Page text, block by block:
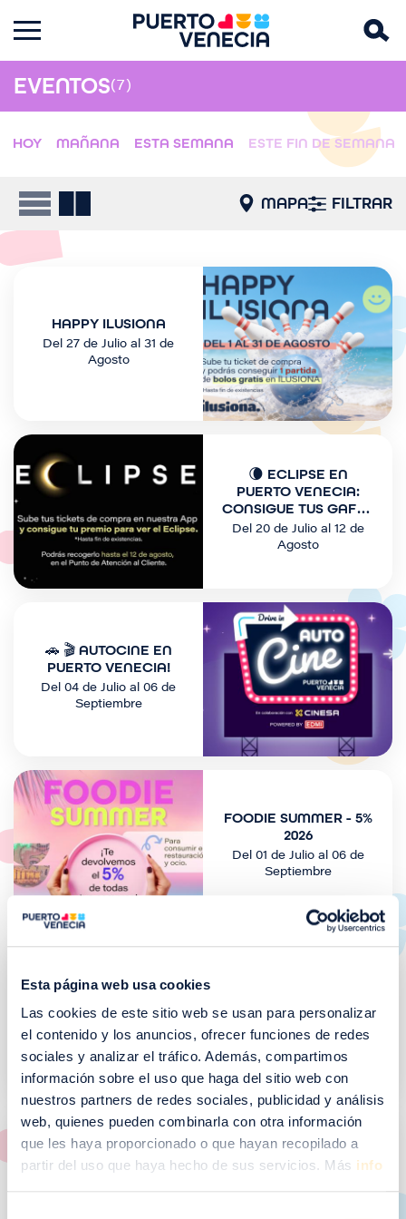
Esta página web usa cookies
Las cookies de este sitio web se usan para personalizar
el contenido y los anuncios, ofrecer funciones de redes
sociales y analizar el tráfico. Además, compartimos
información sobre el uso que haga del sitio web con
nuestros partners de redes sociales, publicidad y análisis
web, quienes pueden combinarla con otra información
que les haya proporcionado o que hayan recopilado a
partir del uso que haya hecho de sus servicios. Más info
EVENTOS(7)
HOY MAÑANA ESTA SEMANA ESTE FIN DE SEMANA
MAPA FILTRAR
I
m
a
g
e
n
HAPPY ILUSIONA
Del 27 de Julio al 31 de
Agosto
I
m
a
g
e
🌘 ECLIPSE EN
PUERTO VENECIA:
CONSIGUE TUS GAFAS
GRATIS
Del 20 de Julio al 12 de
Agosto
m
n
🚗 🎬 AUTOCINE EN
PUERTO VENECIA!
Del 04 de Julio al 06 de
Septiembre
I
m
g
e
n
FOODIE SUMMER - 5%
2026
Del 01 de Julio al 06 de
Septiembre
I
a
g
e
PUERTO VENECIA
Septiembre
SUMMER FRESH 2026